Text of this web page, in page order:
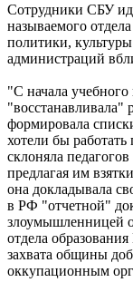
Сотрудники СБУ
называемого
политики,
администраций
"С начала учебного
"восстанавливала"
формировала
хотели бы
склоняла
предлагая им
она докладывала
в РФ "отчетной"
злоумышленницей
отдела
захвата общины
оккупационным